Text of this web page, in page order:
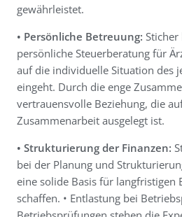
gewährleistet.
• Persönliche Betreuung: Sticher
persönliche Steuerberatung für
auf die individuelle Situation des
eingeht. Durch die enge
vertrauensvolle Beziehung, die
Zusammenarbeit ausgelegt ist.
• Strukturierung der Finanzen:
bei der Planung und
eine solide Basis für langfristigen
schaffen. • Entlastung bei